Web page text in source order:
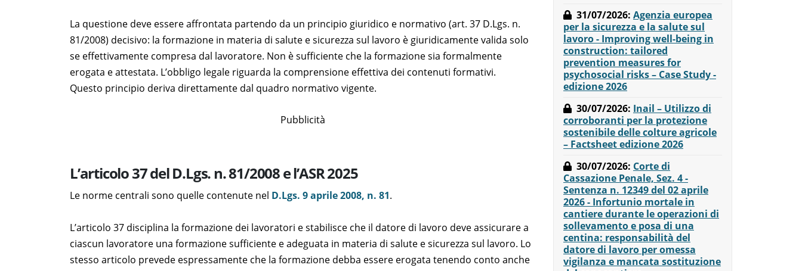
La questione deve essere affrontata partendo da un principio giuridico e normativo (art. 37 D.Lgs. n.
81/2008) decisivo: la formazione in materia di salute e sicurezza sul lavoro è giuridicamente valida solo
se effettivamente compresa dal lavoratore. Non è sufficiente che la formazione sia formalmente
erogata e attestata. L’obbligo legale riguarda la comprensione effettiva dei contenuti formativi.
Questo principio deriva direttamente dal quadro normativo vigente.
Pubblicità
L’articolo 37 del D.Lgs. n. 81/2008 e l’ASR 2025
Le norme centrali sono quelle contenute nel D.Lgs. 9 aprile 2008, n. 81.
L’articolo 37 disciplina la formazione dei lavoratori e stabilisce che il datore di lavoro deve assicurare a
ciascun lavoratore una formazione sufficiente e adeguata in materia di salute e sicurezza sul lavoro. Lo
stesso articolo prevede espressamente che la formazione debba essere erogata tenendo conto anche
31/07/2026: Agenzia europea
per la sicurezza e la salute sul
lavoro - Improving well-being in
construction: tailored
prevention measures for
psychosocial risks – Case Study -
edizione 2026
30/07/2026: Inail – Utilizzo di
corroboranti per la protezione
sostenibile delle colture agricole
– Factsheet edizione 2026
30/07/2026: Corte di
Cassazione Penale, Sez. 4 -
Sentenza n. 12349 del 02 aprile
2026 - Infortunio mortale in
cantiere durante le operazioni di
sollevamento e posa di una
centina: responsabilità del
datore di lavoro per omessa
vigilanza e mancata sostituzione